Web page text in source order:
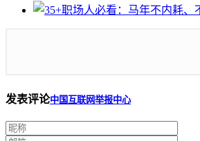
发表评论中国互联网举报中心